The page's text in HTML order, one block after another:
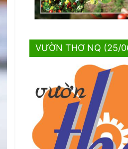
VƯỜN THƠ NQ (25/